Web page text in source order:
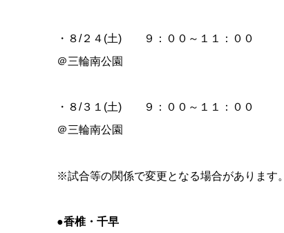
・８/２４(土) ９：００～１１：００
＠三輪南公園
・８/３１(土) ９：００～１１：００
＠三輪南公園
※試合等の関係で変更となる場合があります。
●香椎・千早